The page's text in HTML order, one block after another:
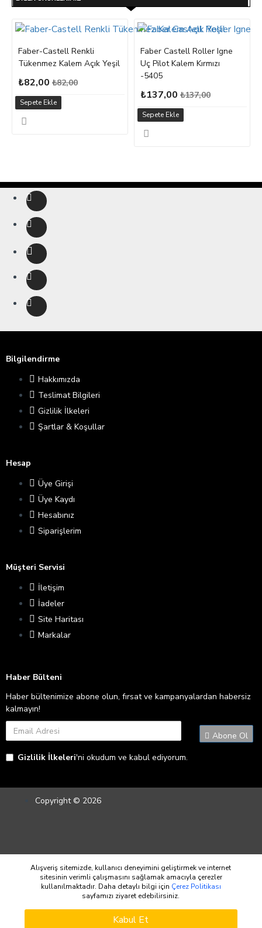
Faber-Castell Renkli
Tükenmez Kalem Açık Yeşil
₺82,00 ₺82,00
Sepete Ekle
Faber Castell Roller Igne
Uç Pilot Kalem Kırmızı
-5405
₺137,00 ₺137,00
Sepete Ekle
Bilgilendirme
Hakkımızda
Teslimat Bilgileri
Gizlilik İlkeleri
Şartlar & Koşullar
Hesap
Üye Girişi
Üye Kaydı
Hesabınız
Siparişlerim
Müşteri Servisi
İletişim
İadeler
Site Haritası
Markalar
Haber Bülteni
Haber bültenimize abone olun, fırsat ve kampanyalardan habersiz
kalmayın!
Abone Ol
Gizlilik İlkeleri'ni okudum ve kabul ediyorum.
Copyright © 2026
Alışveriş sitemizde, kullanıcı deneyimini geliştirmek ve internet
sitesinin verimli çalışmasını sağlamak amacıyla çerezler
kullanılmaktadır. Daha detaylı bilgi için Çerez Politikası
sayfamızı ziyaret edebilirsiniz.
Kabul Et